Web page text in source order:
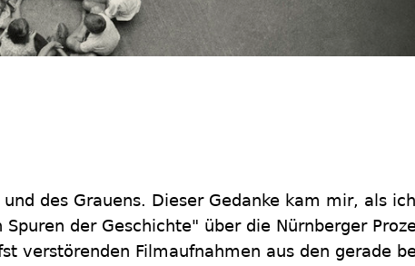
des Grauens. Dieser Gedanke kam mir, als
der Geschichte" über die Nürnberger
verstörenden Filmaufnahmen aus den gerade